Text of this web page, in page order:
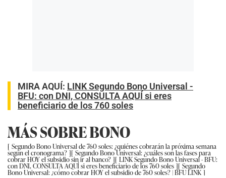
MIRA AQUÍ: LINK Segundo Bono Universal -
BFU: con DNI, CONSULTA AQUÍ si eres
beneficiario de los 760 soles
MÁS SOBRE BONO
Segundo Bono Universal de 760 soles: ¿quiénes cobrarán la próxima semana
según el cronograma? Segundo Bono Universal: ¿cuáles son las fases para
cobrar HOY el subsidio sin ir al banco? LINK Segundo Bono Universal - BFU:
con DNI, CONSULTA AQUÍ si eres beneficiario de los 760 soles Segundo
Bono Universal: ¿cómo cobrar HOY el subsidio de 760 soles? | BFU LINK